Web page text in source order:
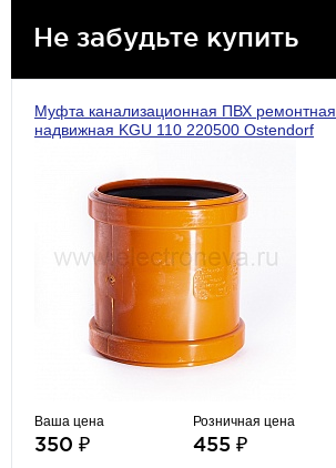
Не забудьте купить
Муфта канализационная ПВХ ремонтная
надвижная KGU 110 220500 Ostendorf
Ваша цена
350 ₽
Розничная цена
455 ₽